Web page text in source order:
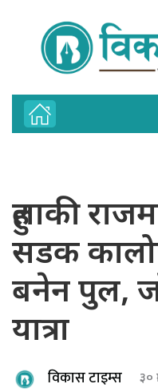
हुलाकी
सडक
बनेन पुल,
यात्रा
विकास टाइम्स ३०